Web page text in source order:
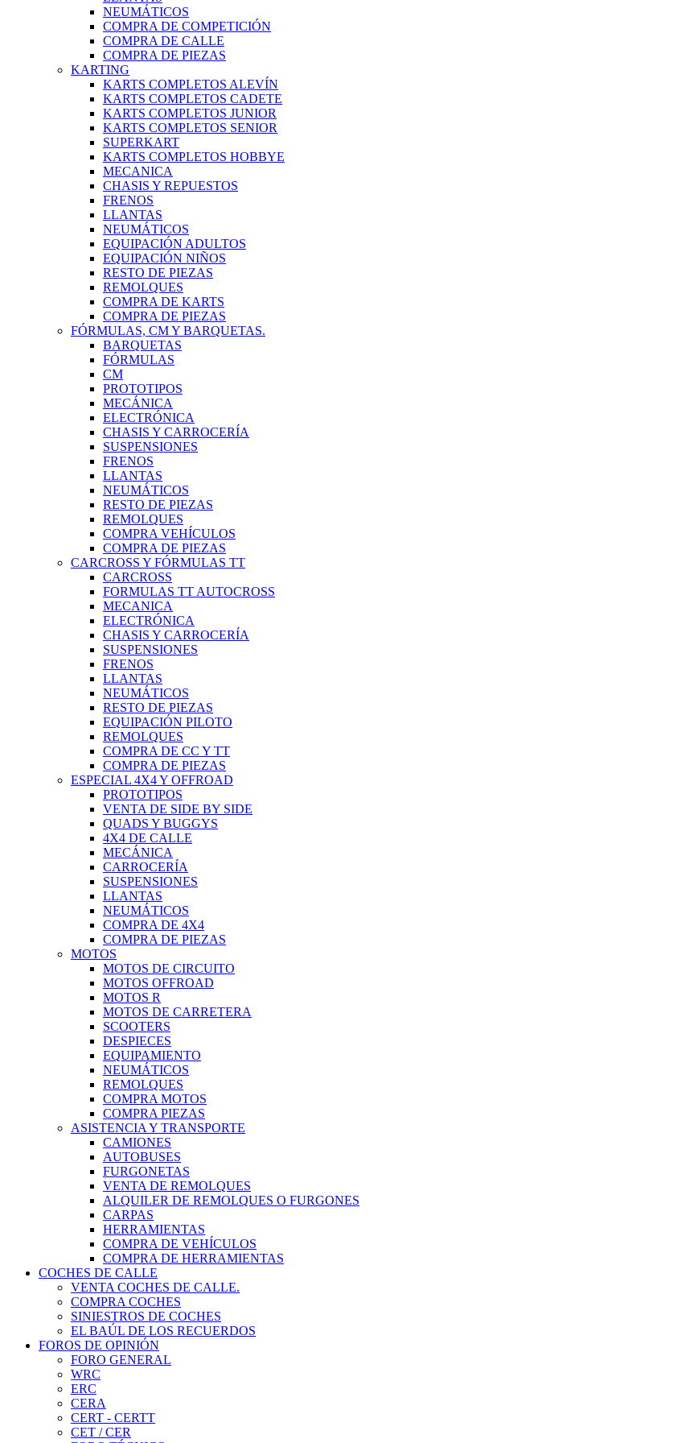
NEUMÁTICOS
COMPRA DE COMPETICIÓN
COMPRA DE CALLE
COMPRA DE PIEZAS
KARTING
KARTS COMPLETOS ALEVÍN
KARTS COMPLETOS CADETE
KARTS COMPLETOS JUNIOR
KARTS COMPLETOS SENIOR
SUPERKART
KARTS COMPLETOS HOBBYE
MECANICA
CHASIS Y REPUESTOS
FRENOS
LLANTAS
NEUMÁTICOS
EQUIPACIÓN ADULTOS
EQUIPACIÓN NIÑOS
RESTO DE PIEZAS
REMOLQUES
COMPRA DE KARTS
COMPRA DE PIEZAS
FÓRMULAS, CM Y BARQUETAS.
BARQUETAS
FÓRMULAS
CM
PROTOTIPOS
MECÁNICA
ELECTRÓNICA
CHASIS Y CARROCERÍA
SUSPENSIONES
FRENOS
LLANTAS
NEUMÁTICOS
RESTO DE PIEZAS
REMOLQUES
COMPRA VEHÍCULOS
COMPRA DE PIEZAS
CARCROSS Y FÓRMULAS TT
CARCROSS
FORMULAS TT AUTOCROSS
MECANICA
ELECTRÓNICA
CHASIS Y CARROCERÍA
SUSPENSIONES
FRENOS
LLANTAS
NEUMÁTICOS
RESTO DE PIEZAS
EQUIPACIÓN PILOTO
REMOLQUES
COMPRA DE CC Y TT
COMPRA DE PIEZAS
ESPECIAL 4X4 Y OFFROAD
PROTOTIPOS
VENTA DE SIDE BY SIDE
QUADS Y BUGGYS
4X4 DE CALLE
MECÁNICA
CARROCERÍA
SUSPENSIONES
LLANTAS
NEUMÁTICOS
COMPRA DE 4X4
COMPRA DE PIEZAS
MOTOS
MOTOS DE CIRCUITO
MOTOS OFFROAD
MOTOS R
MOTOS DE CARRETERA
SCOOTERS
DESPIECES
EQUIPAMIENTO
NEUMÁTICOS
REMOLQUES
COMPRA MOTOS
COMPRA PIEZAS
ASISTENCIA Y TRANSPORTE
CAMIONES
AUTOBUSES
FURGONETAS
VENTA DE REMOLQUES
ALQUILER DE REMOLQUES O FURGONES
CARPAS
HERRAMIENTAS
COMPRA DE VEHÍCULOS
COMPRA DE HERRAMIENTAS
COCHES DE CALLE
VENTA COCHES DE CALLE.
COMPRA COCHES
SINIESTROS DE COCHES
EL BAÚL DE LOS RECUERDOS
FOROS DE OPINIÓN
FORO GENERAL
WRC
ERC
CERA
CERT - CERTT
CET / CER